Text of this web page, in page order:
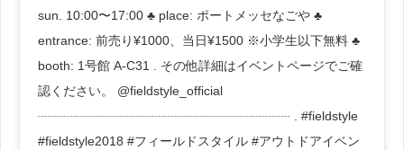
sun. 10:00〜17:00 ♣︎ place: ポートメッセなごや ♣︎
entrance: 前売り¥1000、当日¥1500 ※小学生以下無料 ♣︎
booth: 1号館 A-C31 . その他詳細はイベントページでご確
認ください。 @fieldstyle_official
┈┈┈┈┈┈┈┈┈┈┈┈┈┈┈┈┈┈┈┈ . #fieldstyle
#fieldstyle2018 #フィールドスタイル #アウトドアイベン